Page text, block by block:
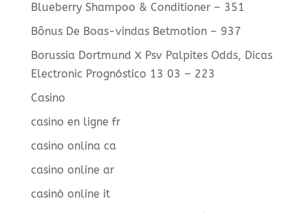
Blueberry Shampoo & Conditioner – 351
Bônus De Boas-vindas Betmotion – 937
Borussia Dortmund X Psv Palpites Odds, Dicas
Electronic Prognóstico 13 03 – 223
Casino
casino en ligne fr
casino onlina ca
casino online ar
casinò online it